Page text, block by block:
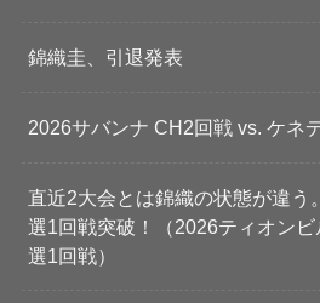
錦織圭、引退発表
2026サバンナ CH2回戦 vs. ケネ
直近2大会とは錦織の状態が違う
選1回戦突破！（2026ティオン
選1回戦）